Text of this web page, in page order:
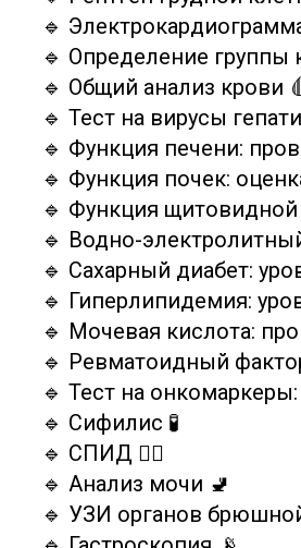
🔹
🔹 Определение группы
🔹 Общий анализ крови
🔹 Тест на вирусы
🔹 Функция печени:
🔹 Функция почек:
🔹 Функция
🔹 Водно-
🔹 Сахарный диабет:
🔹 Гиперлипидемия:
🔹 Мочевая кислота:
🔹 Ревматоидный
🔹 Тест на
🔹 Сифилис 🧪
🔹 СПИД 🏳️‍🌈
🔹 Анализ мочи 🚽
🔹 УЗИ органов